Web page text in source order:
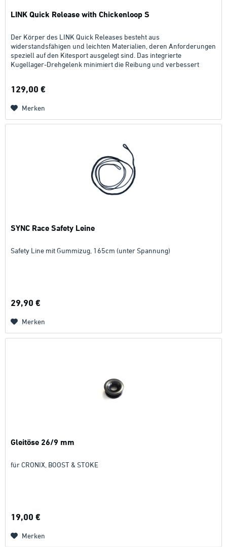
LINK Quick Release with Chickenloop S
Der Körper des LINK Quick Releases besteht aus
widerstandsfähigen und leichten Materialien, deren Anforderungen
speziell auf den Kitesport ausgelegt sind. Das integrierte
Kugellager-Drehgelenk minimiert die Reibung und verbessert
129,00 €
Merken
SYNC Race Safety Leine
Safety Line mit Gummizug, 165cm (unter Spannung)
29,90 €
Merken
Gleitöse 26/9 mm
für CRONIX, BOOST & STOKE
19,00 €
Merken